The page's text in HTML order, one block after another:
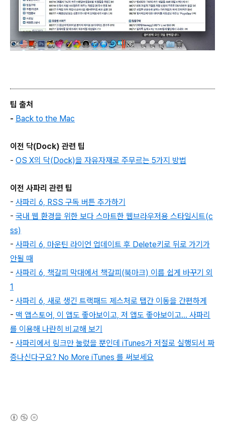
팁 출처
- Back to the Mac
이전 닥(Dock) 관련 팁
- OS X의 닥(Dock)을 자유자재로 주무르는 5가지 방법
이전 사파리 관련 팁
- 사파리 6, RSS 구독 버튼 추가하기
- 국내 웹 환경을 위한 보다 스마트한 웹브라우저용 스타일시트(c
ss)
- 사파리 6, 마운틴 라이언 업데이트 후 Delete키로 뒤로 가기가
안될 때
- 사파리 6, 책갈피 막대에서 책갈피(북마크) 이름 쉽게 바꾸기 외
1
- 사파리 6, 새로 생긴 트랙패드 제스처로 탭간 이동을 간편하게
- 맥 앱스토어, 이 앱도 좋아보이고, 저 앱도 좋아보이고... 사파리
를 이용해 나란히 비교해 보기
- 사파리에서 링크만 눌렀을 뿐인데 iTunes가 저절로 실행되서 짜
증나신다구요? No More iTunes 를 써보세요